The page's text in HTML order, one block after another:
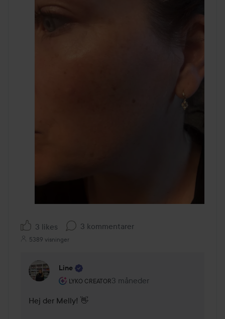
3 likes 3 kommentarer
5389 visninger
Line
LYKO CREATOR
Brugerens rolle: Lyko Creator.
3 måneder
Kommentaren lades 3 måneder
Hej der Melly! 👋